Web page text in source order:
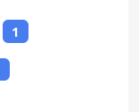
1